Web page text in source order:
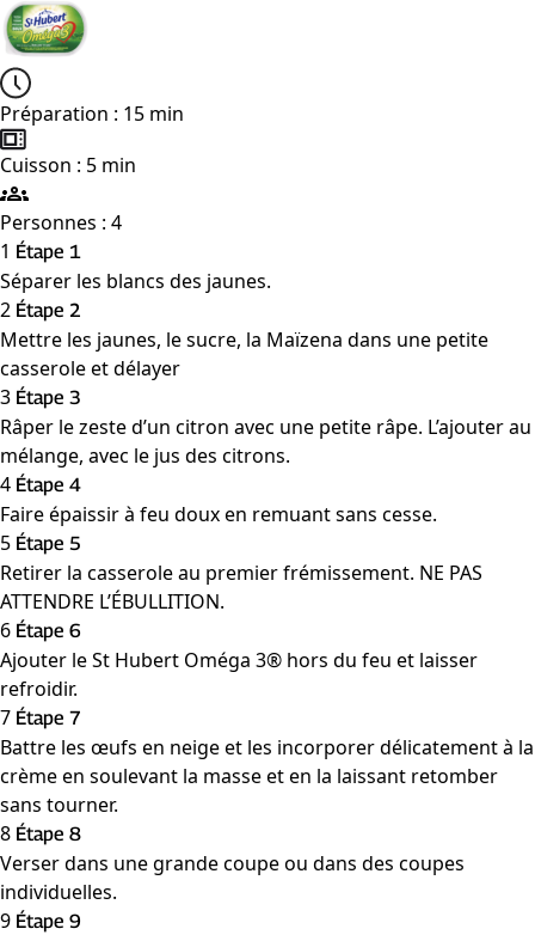
Préparation : 15 min
Cuisson : 5 min
Personnes : 4
1 Étape 1
Séparer les blancs des jaunes.
2 Étape 2
Mettre les jaunes, le sucre, la Maïzena dans une petite
casserole et délayer
3 Étape 3
Râper le zeste d’un citron avec une petite râpe. L’ajouter au
mélange, avec le jus des citrons.
4 Étape 4
Faire épaissir à feu doux en remuant sans cesse.
5 Étape 5
Retirer la casserole au premier frémissement. NE PAS
ATTENDRE L’ÉBULLITION.
6 Étape 6
Ajouter le St Hubert Oméga 3® hors du feu et laisser
refroidir.
7 Étape 7
Battre les œufs en neige et les incorporer délicatement à la
crème en soulevant la masse et en la laissant retomber
sans tourner.
8 Étape 8
Verser dans une grande coupe ou dans des coupes
individuelles.
9 Étape 9